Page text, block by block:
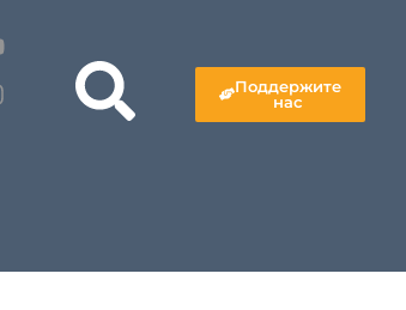
Поддержите
нас